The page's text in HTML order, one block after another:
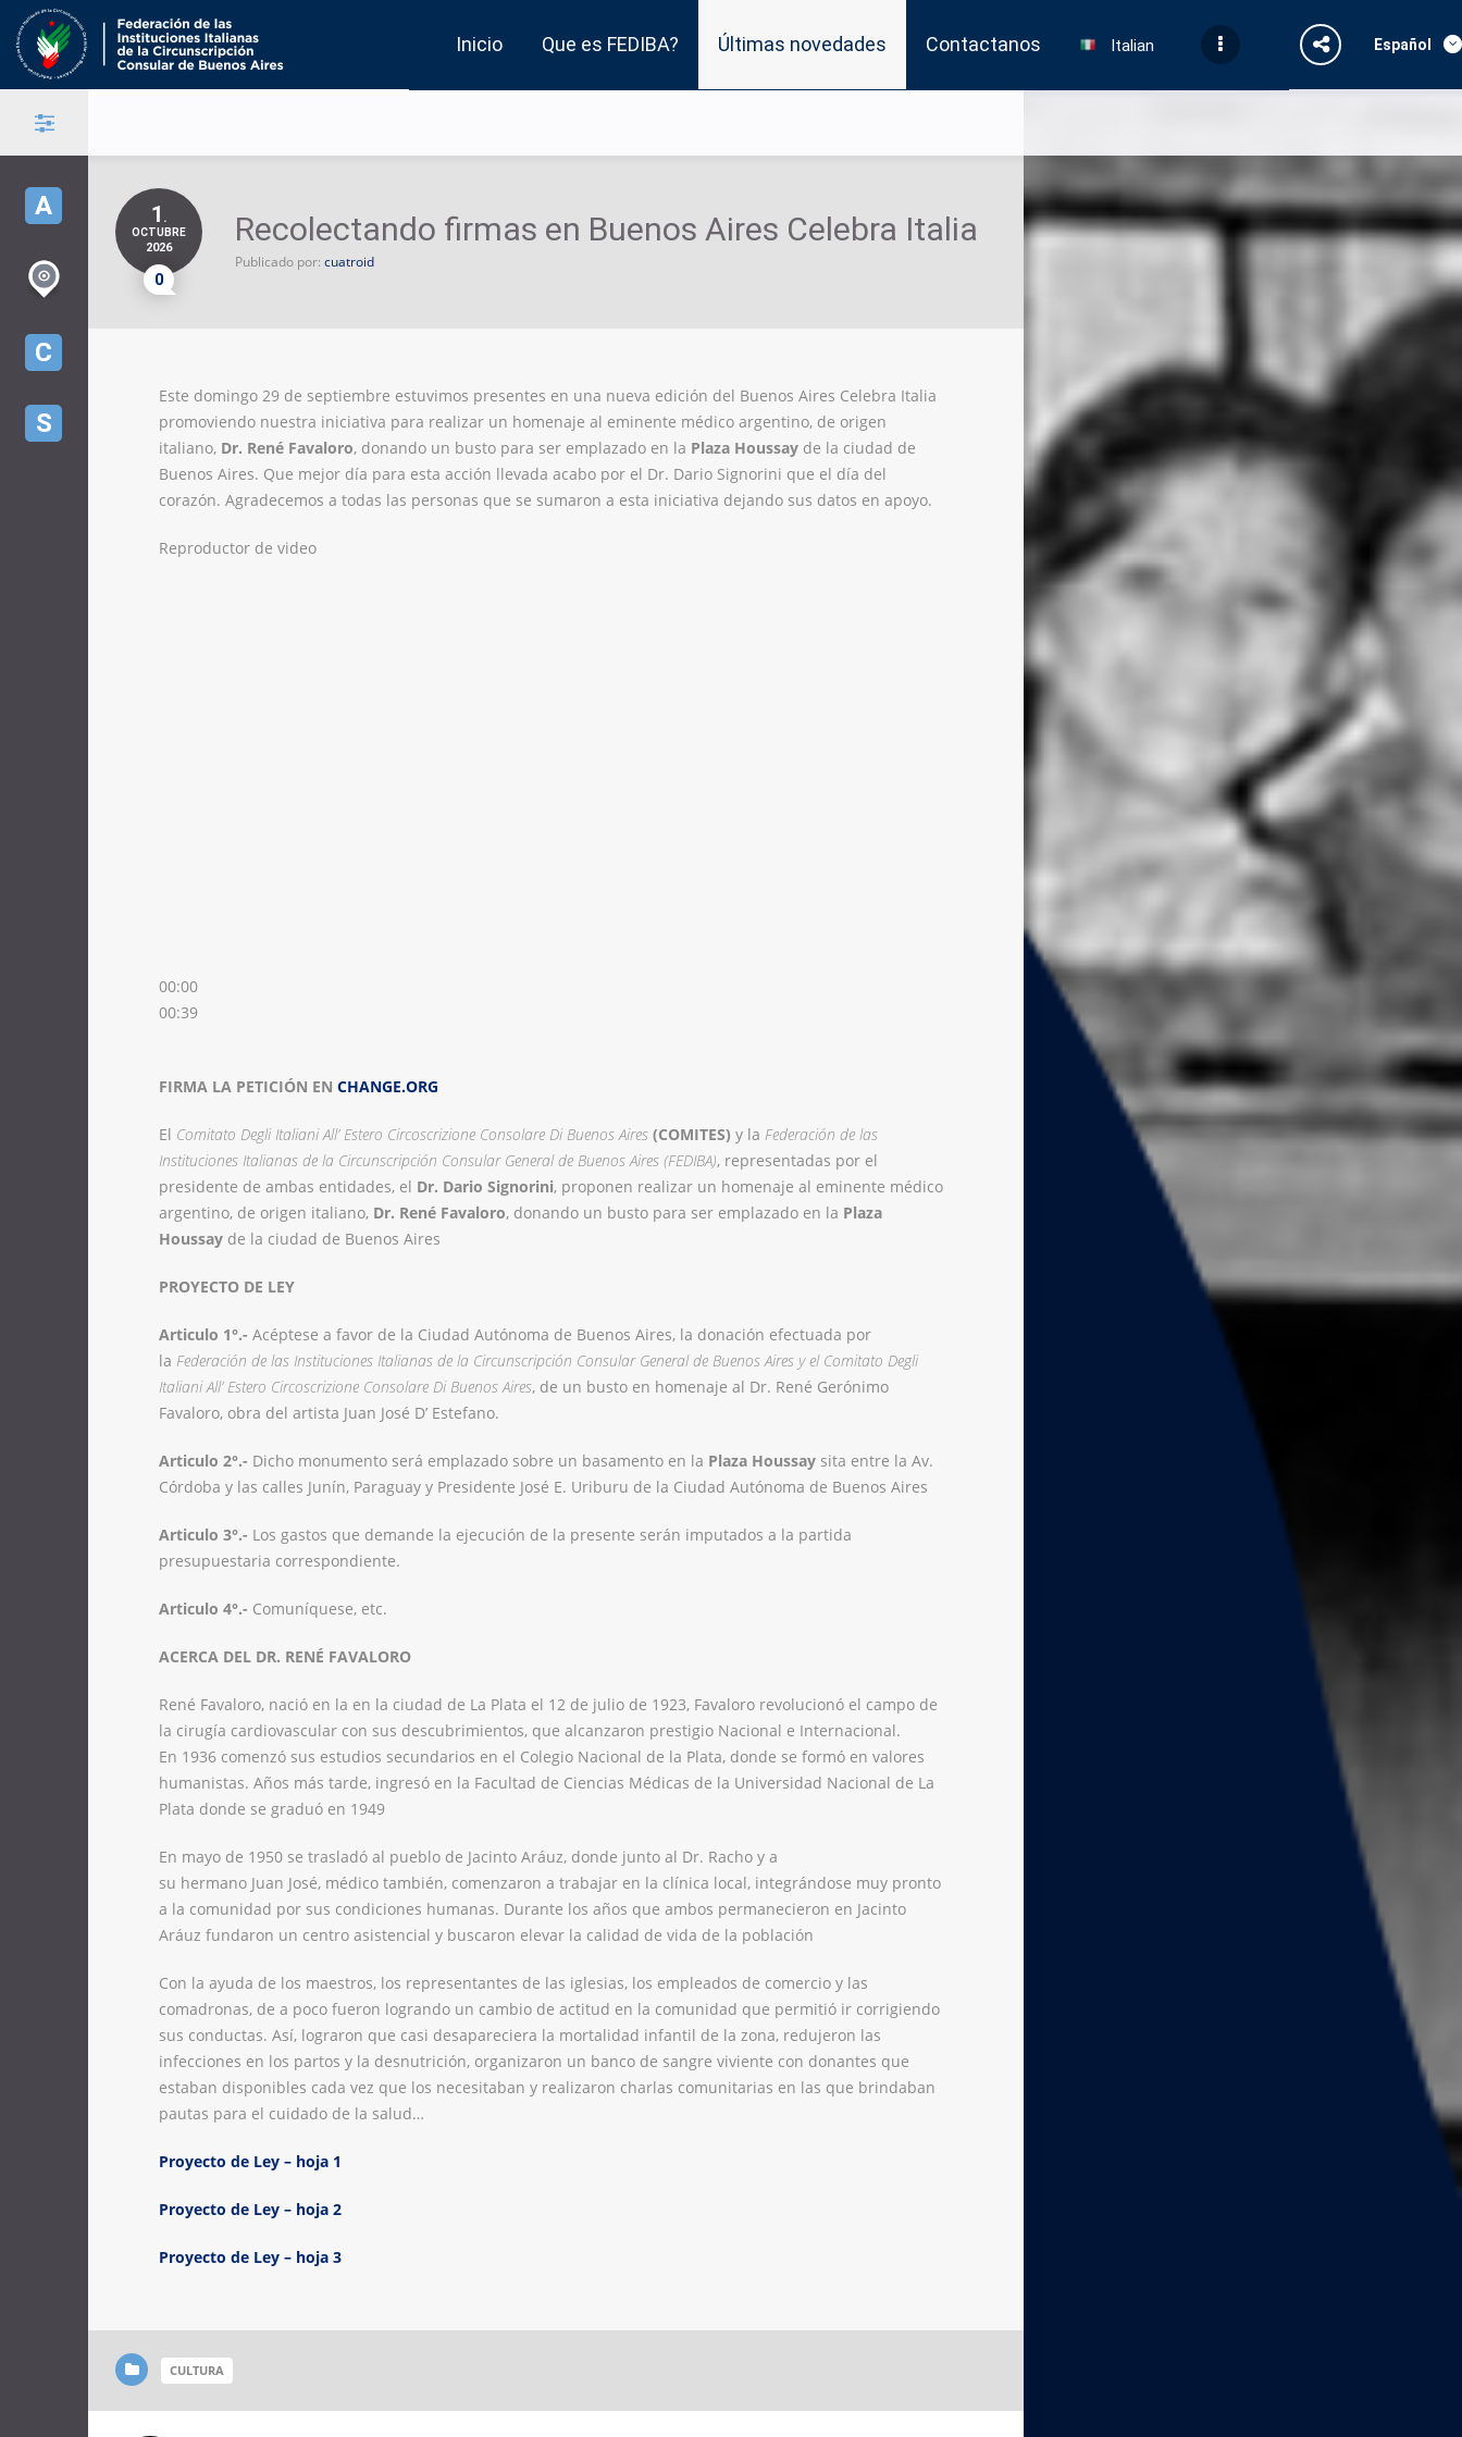
Inicio Que es FEDIBA? Últimas novedades Contactanos Italian Español
A
C
S
1 .
OCTUBRE
2026
0
Recolectando firmas en Buenos Aires Celebra Italia
Publicado por: cuatroid
Este domingo 29 de septiembre estuvimos presentes en una nueva edición del Buenos Aires Celebra Italia
promoviendo nuestra iniciativa para realizar un homenaje al eminente médico argentino, de origen
italiano, Dr. René Favaloro, donando un busto para ser emplazado en la Plaza Houssay de la ciudad de
Buenos Aires. Que mejor día para esta acción llevada acabo por el Dr. Dario Signorini que el día del
corazón. Agradecemos a todas las personas que se sumaron a esta iniciativa dejando sus datos en apoyo.
Reproductor de video
00:00
00:39
FIRMA LA PETICIÓN EN CHANGE.ORG
El Comitato Degli Italiani All’ Estero Circoscrizione Consolare Di Buenos Aires (COMITES) y la Federación de las
Instituciones Italianas de la Circunscripción Consular General de Buenos Aires (FEDIBA), representadas por el
presidente de ambas entidades, el Dr. Dario Signorini, proponen realizar un homenaje al eminente médico
argentino, de origen italiano, Dr. René Favaloro, donando un busto para ser emplazado en la Plaza
Houssay de la ciudad de Buenos Aires
PROYECTO DE LEY
Articulo 1°.- Acéptese a favor de la Ciudad Autónoma de Buenos Aires, la donación efectuada por
la Federación de las Instituciones Italianas de la Circunscripción Consular General de Buenos Aires y el Comitato Degli
Italiani All’ Estero Circoscrizione Consolare Di Buenos Aires, de un busto en homenaje al Dr. René Gerónimo
Favaloro, obra del artista Juan José D’ Estefano.
Articulo 2°.- Dicho monumento será emplazado sobre un basamento en la Plaza Houssay sita entre la Av.
Córdoba y las calles Junín, Paraguay y Presidente José E. Uriburu de la Ciudad Autónoma de Buenos Aires
Articulo 3°.- Los gastos que demande la ejecución de la presente serán imputados a la partida
presupuestaria correspondiente.
Articulo 4°.- Comuníquese, etc.
ACERCA DEL DR. RENÉ FAVALORO
René Favaloro, nació en la en la ciudad de La Plata el 12 de julio de 1923, Favaloro revolucionó el campo de
la cirugía cardiovascular con sus descubrimientos, que alcanzaron prestigio Nacional e Internacional.
En 1936 comenzó sus estudios secundarios en el Colegio Nacional de la Plata, donde se formó en valores
humanistas. Años más tarde, ingresó en la Facultad de Ciencias Médicas de la Universidad Nacional de La
Plata donde se graduó en 1949
En mayo de 1950 se trasladó al pueblo de Jacinto Aráuz, donde junto al Dr. Racho y a
su hermano Juan José, médico también, comenzaron a trabajar en la clínica local, integrándose muy pronto
a la comunidad por sus condiciones humanas. Durante los años que ambos permanecieron en Jacinto
Aráuz fundaron un centro asistencial y buscaron elevar la calidad de vida de la población
Con la ayuda de los maestros, los representantes de las iglesias, los empleados de comercio y las
comadronas, de a poco fueron logrando un cambio de actitud en la comunidad que permitió ir corrigiendo
sus conductas. Así, lograron que casi desapareciera la mortalidad infantil de la zona, redujeron las
infecciones en los partos y la desnutrición, organizaron un banco de sangre viviente con donantes que
estaban disponibles cada vez que los necesitaban y realizaron charlas comunitarias en las que brindaban
pautas para el cuidado de la salud…
Proyecto de Ley – hoja 1
Proyecto de Ley – hoja 2
Proyecto de Ley – hoja 3
CULTURA